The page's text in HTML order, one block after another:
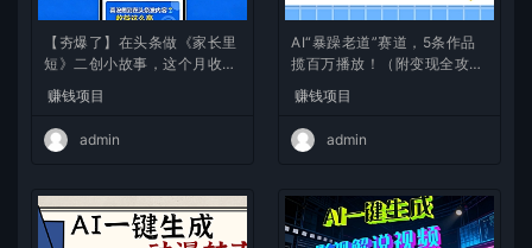
【夯爆了】在头条做《家长里
短》二创小故事，这个月收益
2w+
赚钱项目
admin
AI“暴躁老道”赛道，5条作品
揽百万播放！（附变现全攻
略）
赚钱项目
admin